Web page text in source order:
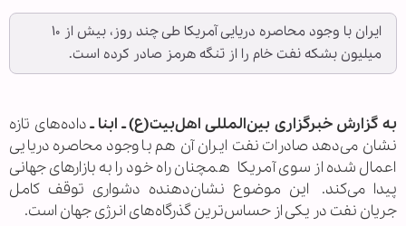
ایران با وجود محاصره دریایی آمریکا طی چند روز، بیش از ۱۰
میلیون بشکه نفت خام را از تنگه هرمز صادر کرده است.
به گزارش خبرگزاری بین‌المللی اهل‌بیت(ع) ـ ابنا ـداده‌های تازه
نشان می‌دهد صادرات نفت ایران آن هم با وجود محاصره دریایی
اعمال شده از سوی آمریکا همچنان راه خود را به بازارهای جهانی
پیدا می‌کند. این موضوع نشان‌دهنده دشواری توقف کامل
جریان نفت در یکی از حساس‌ترین گذرگاه‌های انرژی جهان است.